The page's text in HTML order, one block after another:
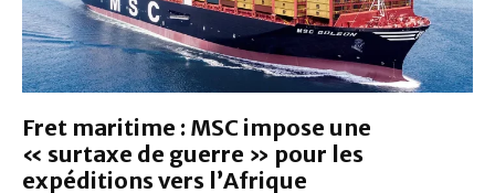
Fret maritime : MSC impose une
« surtaxe de guerre » pour les
expéditions vers l’Afrique